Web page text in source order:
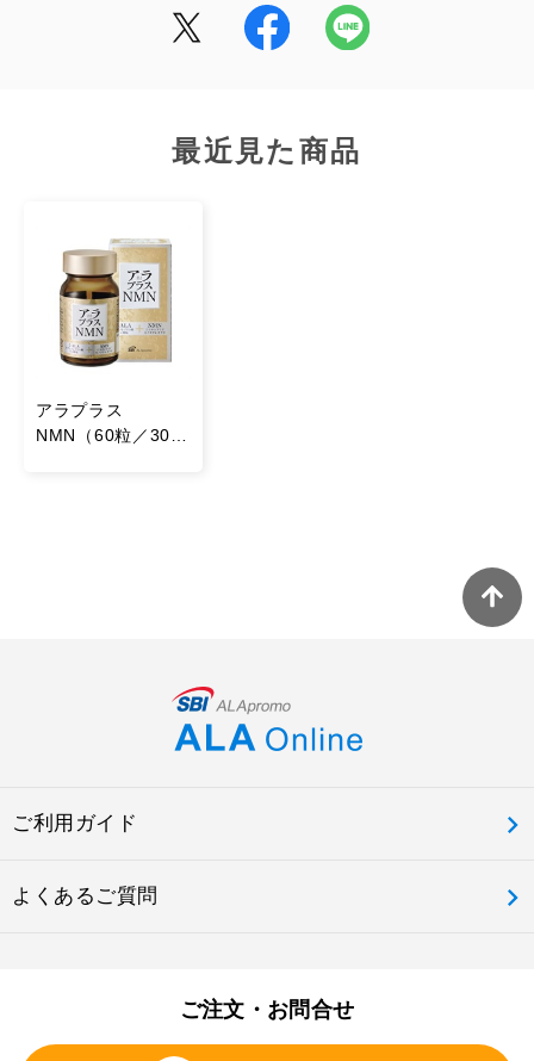
0.006g / 炭水化物：0.22g / 食塩相当量：0.014g
β-ニコチンアミドモノヌクレオチド（国内製造）、アミ
ノ酸粉末（5-アミノレブリン酸リン酸塩含有）／セルロ
ース、HPMC、クエン酸第一鉄ナトリウム、ステアリン
酸カルシウム、微粒二酸化ケイ素、着色料（二酸化チタ
最近見た商品
アラプラス
NMN（60粒／30日
ご利用ガイド
よくあるご質問
ご注文・お問合せ